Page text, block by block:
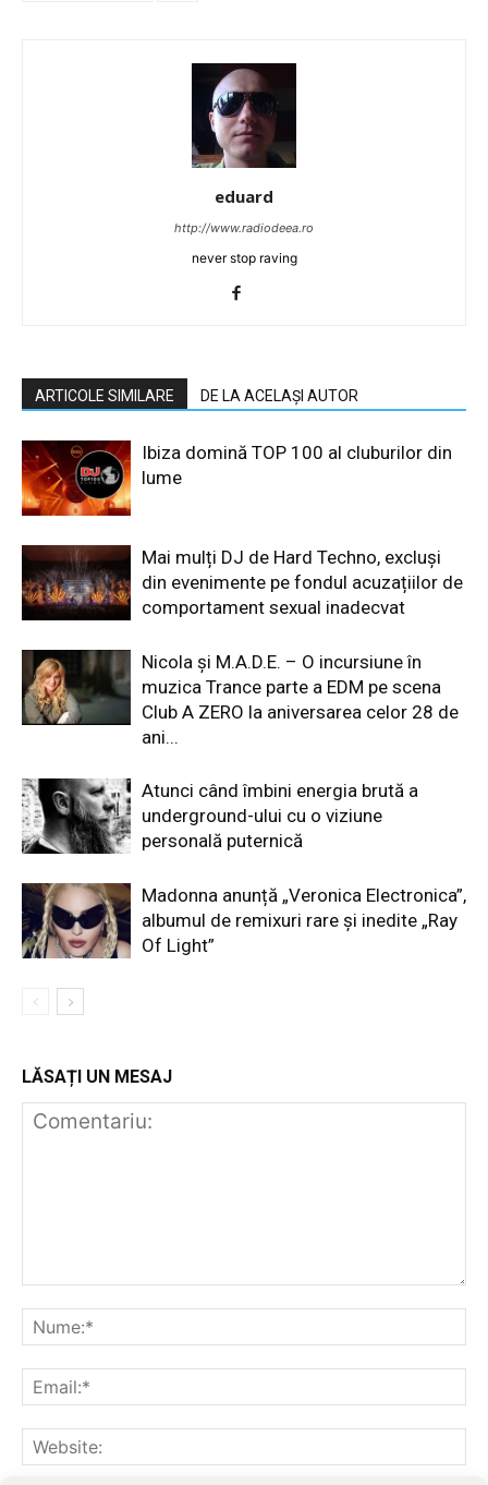
eduard
http://www.radiodeea.ro
never stop raving
ARTICOLE SIMILARE DE LA ACELAȘI AUTOR
Ibiza domină TOP 100 al cluburilor din
lume
Mai mulți DJ de Hard Techno, excluși
din evenimente pe fondul acuzațiilor de
comportament sexual inadecvat
Nicola și M.A.D.E. – O incursiune în
muzica Trance parte a EDM pe scena
Club A ZERO la aniversarea celor 28 de
ani...
Atunci când îmbini energia brută a
underground-ului cu o viziune
personală puternică
Madonna anunță „Veronica Electronica”,
albumul de remixuri rare și inedite „Ray
Of Light”
LĂSAȚI UN MESAJ